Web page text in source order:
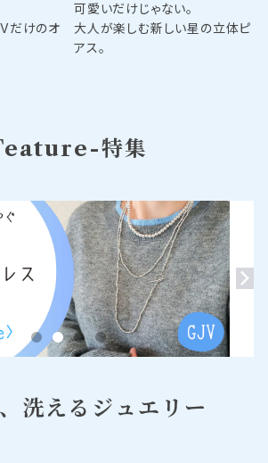
だけのオ
可愛いだけじゃない。
大人が楽しむ新しい星の立体ピ
アス。
特集
洗えるジュエリー